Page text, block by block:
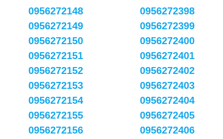
0956272148
0956272149
0956272150
0956272151
0956272152
0956272153
0956272154
0956272155
0956272156
0956272398
0956272399
0956272400
0956272401
0956272402
0956272403
0956272404
0956272405
0956272406